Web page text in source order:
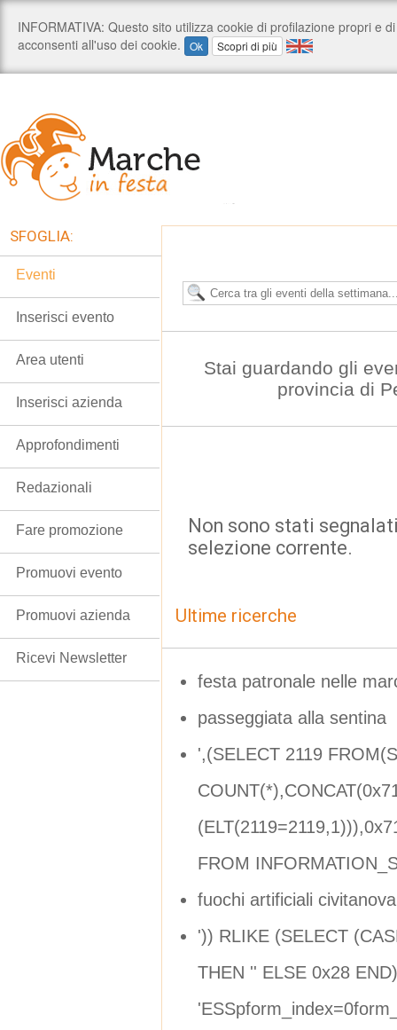
Stai guardando gli
provincia di
Non sono stati
selezione corrente.
Ultime ricerche
festa patronale nelle
passeggiata alla sentina
',(SELECT 2119
FROM
fuochi artificiali
')) RLIKE (SELECT
THEN '' ELSE 0x28
SFOGLIA:
Eventi
Inserisci evento
Area utenti
Inserisci azienda
Approfondimenti
Redazionali
Fare promozione
Promuovi evento
Promuovi azienda
Ricevi Newsletter